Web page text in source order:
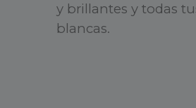
y brillantes y todas
blancas.